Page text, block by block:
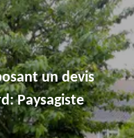
un devis
Paysagiste